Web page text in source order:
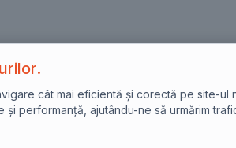
cât mai eficientă și corectă pe site-ul
performanță, ajutându-ne să urmărim